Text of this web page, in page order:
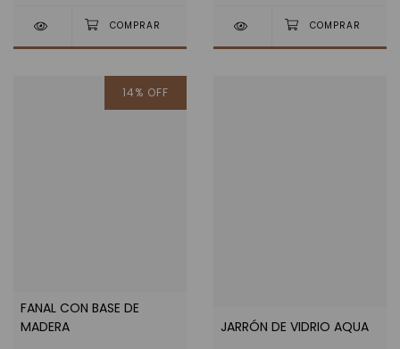
14% OFF
FANAL CON BASE DE
MADERA
JARRÓN DE VIDRIO AQUA